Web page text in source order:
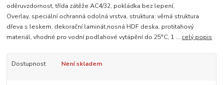
oděruvzdornost, třída zátěže AC4/32, pokládka bez lepení,
Overlay, speciální ochranná odolná vrstva, struktura: věrná struktura
dřeva s leskem, dekorační laminát,nosná HDF deska, protitahový
materiál, vhodné pro vodní podlahové vytápění do 25°C, 1 ... celý popis
Dostupnost Není skladem